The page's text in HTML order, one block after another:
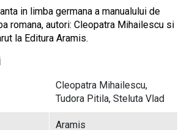
in limba germana a manualului de
romana, autori: Cleopatra Mihailescu si
la Editura Aramis.
Cleopatra Mihailescu,
Tudora Pitila, Steluta Vlad
Aramis